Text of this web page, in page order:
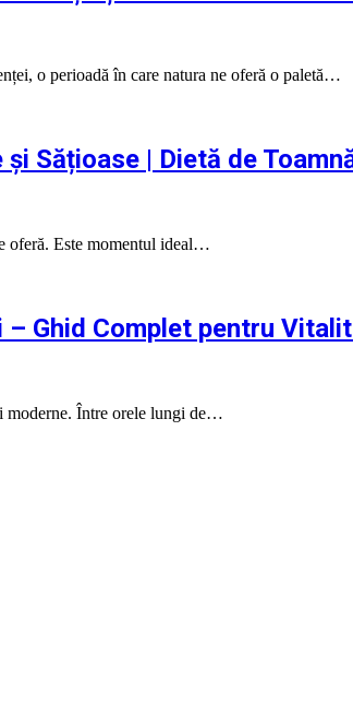
o perioadă în care natura ne oferă o paletă…
Sățioase | Dietă de
oferă. Este momentul ideal…
– Ghid Complet pentru
moderne. Între orele lungi de…